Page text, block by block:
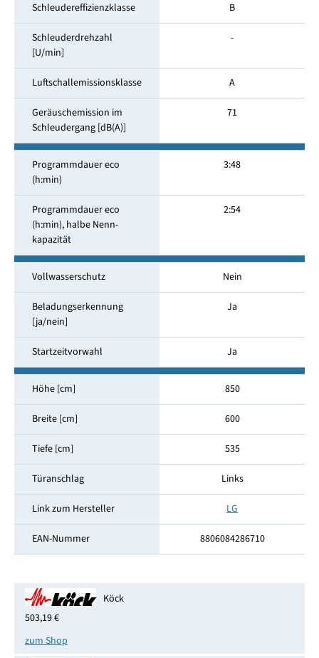
Schleudereffizienzklasse B
Schleuderdrehzahl
[U/min]
-
Luftschallemissionsklasse A
Geräuschemission im
Schleuder­gang [dB(A)]
71
Programmdauer eco
(h:min)
3:48
Programmdauer eco
(h:min), halbe Nenn­
kapazität
2:54
Vollwasserschutz Nein
Beladungserkennung
[ja/nein]
Ja
Startzeitvorwahl Ja
Höhe [cm] 850
Breite [cm] 600
Tiefe [cm] 535
Türanschlag Links
Link zum Hersteller LG
EAN-Nummer 8806084286710
Köck
503,19 €
zum Shop